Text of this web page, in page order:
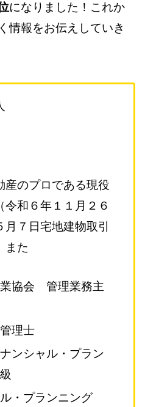
になりました！これか
情報をお伝えしていき
産のプロである現役
和６年１１月２６
７日宅地建物取引
また
協会 管理業務主
理士
ンシャル・プラン
・プランニング